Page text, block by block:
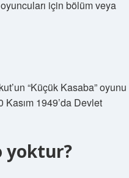
için bölüm veya
“Küçük Kasaba” oyunu
Kasım 1949’da Devlet
yoktur?